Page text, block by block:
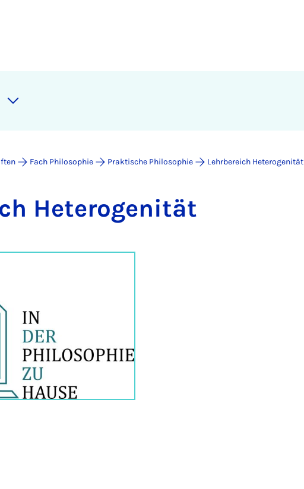
Fach Philosophie Praktische Philosophie Lehrbereich Heterogenität
He­te­ro­ge­ni­tät